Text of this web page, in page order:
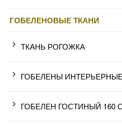
ГОБЕЛЕНОВЫЕ ТКАНИ
ТКАНЬ РОГОЖКА
ГОБЕЛЕНЫ ИНТЕРЬЕРНЫЕ
ГОБЕЛЕН ГОСТИНЫЙ 160